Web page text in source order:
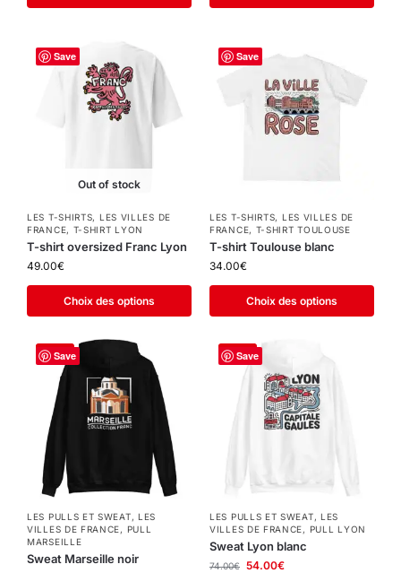
Save
Out of stock
LES T-SHIRTS, LES VILLES DE
FRANCE, T-SHIRT LYON
T-shirt oversized Franc Lyon
49.00€
Choix des options
Save
LES T-SHIRTS, LES VILLES DE
FRANCE, T-SHIRT TOULOUSE
T-shirt Toulouse blanc
34.00€
Choix des options
Save
-27%
LES PULLS ET SWEAT,LES
VILLES DE FRANCE, PULL
MARSEILLE
Sweat Marseille noir
Save
-27%
LES PULLS ET SWEAT,LES
VILLES DE FRANCE, PULL LYON
Sweat Lyon blanc
74.00€ 54.00€